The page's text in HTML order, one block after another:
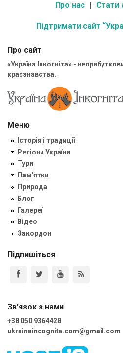
Про нас Стати
Підтримати сайт
Про сайт
«Україна Інкогніта» -
краєзнавства.
Меню
Історія і традиції
Регіони України
Тури
Пам'ятки
Природа
Блог
Галереї
Відео
Закордон
Підпишіться
Зв'язок з нами
+38 050 9364428
ukrainaincognita.com@gmail.com